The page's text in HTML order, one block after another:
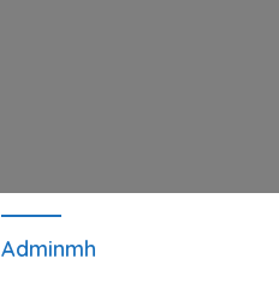
Adminmh